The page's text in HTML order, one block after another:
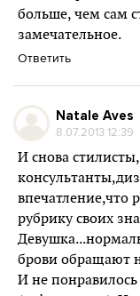
больше, чем сам
замечательное.
Ответить
Natale Aves
8.07.2013 12:39
И снова
впечатление,что
рубрику своих
брови обращают
И не